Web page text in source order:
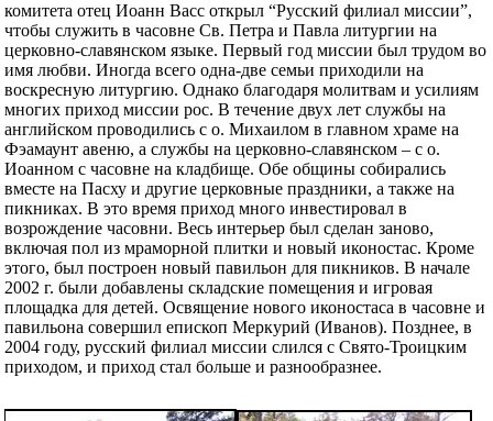
комитета отец Иоанн Васс открыл “Русский филиал миссии”,
чтобы служить в часовне Св. Петра и Павла литургии на
церковно-славянском языке. Первый год миссии был трудом во
имя любви. Иногда всего одна-две семьи приходили на
воскресную литургию. Однако благодаря молитвам и усилиям
многих приход миссии рос. В течение двух лет службы на
английском проводились с о. Михаилом в главном храме на
Фэамаунт авеню, а службы на церковно-славянском – с о.
Иоанном с часовне на кладбище. Обе общины собирались
вместе на Пасху и другие церковные праздники, а также на
пикниках. В это время приход много инвестировал в
возрождение часовни. Весь интерьер был сделан заново,
включая пол из мраморной плитки и новый иконостас. Кроме
этого, был построен новый павильон для пикников. В начале
2002 г. были добавлены складские помещения и игровая
площадка для детей. Освящение нового иконостаса в часовне и
павильона совершил епископ Меркурий (Иванов). Позднее, в
2004 году, русский филиал миссии слился с Свято-Троицким
приходом, и приход стал больше и разнообразнее.